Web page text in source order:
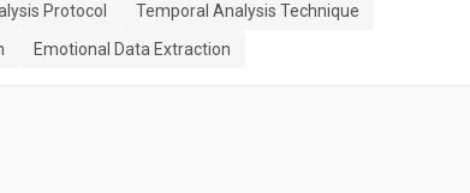
Protocol
Temporal Analysis Technique
Emotional Data Extraction